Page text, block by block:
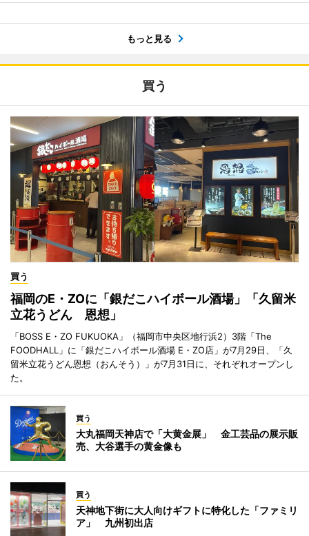
もっと見る
買う
買う
福岡のE・ZOに「銀だこハイボール酒場」「久留米
立花うどん 恩想」
「BOSS E・ZO FUKUOKA」（福岡市中央区地行浜2）3階「The
FOODHALL」に「銀だこハイボール酒場 E・ZO店」が7月29日、「久
留米立花うどん恩想（おんそう）」が7月31日に、それぞれオープンし
た。
買う
大丸福岡天神店で「大黄金展」 金工芸品の展示販
売、大谷選手の黄金像も
買う
天神地下街に大人向けギフトに特化した「ファミリ
ア」 九州初出店